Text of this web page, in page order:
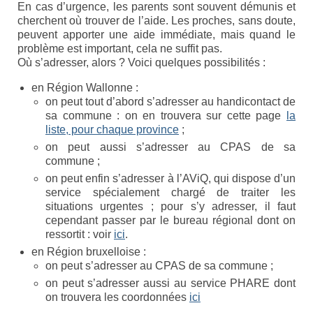
Syndrome de l’Insuffisance Ovarienne
Précoce liée au X fragile (FXPOI)
Dépistage génétique
La déficience intellectuelle
Association X fragile
Mission et objectifs
Organisation
Le Conseil d’Administration
Le Conseil scientifique
Etre membre
Activités passées
En cas d’urgence, les parents sont souvent démunis et
cherchent où trouver de l’aide. Les proches, sans doute,
peuvent apporter une aide immédiate, mais quand le
problème est important, cela ne suffit pas.
Où s’adresser, alors ? Voici quelques possibilités :
en Région Wallonne :
on peut tout d’abord s’adresser au handicontact de
sa commune : on en trouvera sur cette page
la
liste, pour chaque province ;
on peut aussi s’adresser au CPAS de sa
commune ;
on peut enfin s’adresser à l’AViQ, qui dispose d’un
service spécialement chargé de traiter les
situations urgentes ; pour s’y adresser, il faut
cependant passer par le bureau régional dont on
ressortit : voir ici.
en Région bruxelloise :
on peut s’adresser au CPAS de sa commune ;
on peut s’adresser aussi au service PHARE dont
on trouvera les coordonnées ici